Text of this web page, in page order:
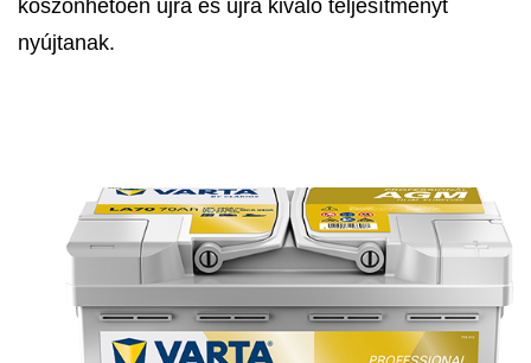
köszönhetően újra és újra kiváló teljesítményt
nyújtanak.